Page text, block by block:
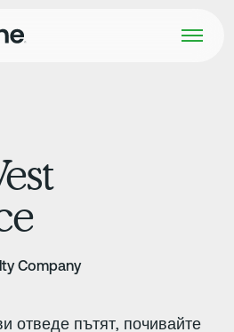
Company
отведе пътят, почивайте